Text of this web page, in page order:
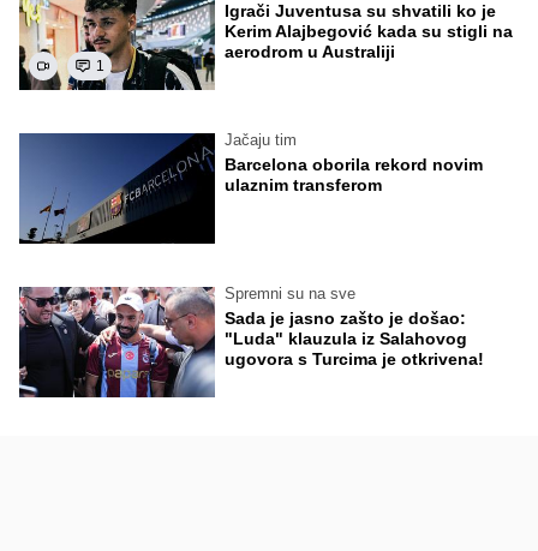
1
Igrači Juventusa su shvatili ko je
Kerim Alajbegović kada su stigli na
aerodrom u Australiji
Jačaju tim
Barcelona oborila rekord novim
ulaznim transferom
Spremni su na sve
Sada je jasno zašto je došao:
"Luda" klauzula iz Salahovog
ugovora s Turcima je otkrivena!